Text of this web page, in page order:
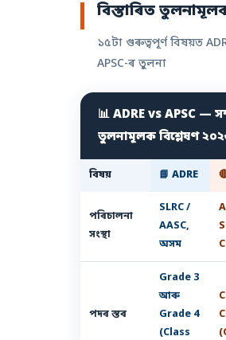
বিস্তাৰিত
১৫টা গুৰুত্বপূৰ্ণ বিষয়ত
APSC-ৰ তুলনা
📊 ADRE vs APSC —
তুলনামূলক বিশ্লেষণ
বিষয় 📘 ADRE
পৰিচালনা
সংস্থা
SLRC /
AASC,
অসম
পদৰ স্তৰ
Grade 3
আৰু
Grade 4
(Class